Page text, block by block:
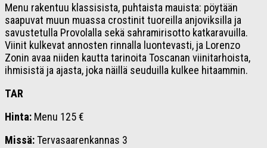
Menu rakentuu klassisista, puhtaista mauista: pöytään
saapuvat muun muassa crostinit tuoreilla anjoviksilla ja
savustetulla Provolalla sekä sahramirisotto katkaravuilla.
Viinit kulkevat annosten rinnalla luontevasti, ja Lorenzo
Zonin avaa niiden kautta tarinoita Toscanan viinitarhoista,
ihmisistä ja ajasta, joka näillä seuduilla kulkee hitaammin.
TAR
Hinta: Menu 125 €
Missä:Tervasaarenkannas 3